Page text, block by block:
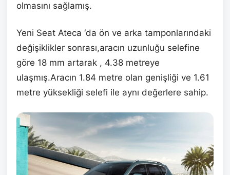
olmasını sağlamış.
Yeni Seat Ateca ‘da ön ve arka tamponlarındaki
değişiklikler sonrası,aracın uzunluğu selefine
göre 18 mm artarak , 4.38 metreye
ulaşmış.Aracın 1.84 metre olan genişliği ve 1.61
metre yüksekliği selefi ile aynı değerlere sahip.